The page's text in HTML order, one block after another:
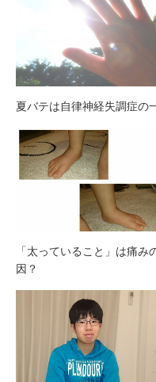
夏バテは自律神経失調症の
「太っていること」は痛み
因？